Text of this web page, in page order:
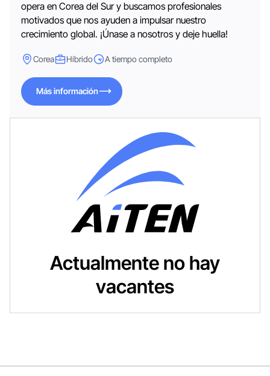
opera en Corea del Sur y buscamos profesionales
motivados que nos ayuden a impulsar nuestro
crecimiento global. ¡Únase a nosotros y deje huella!
Corea Híbrido A tiempo completo
Más información
Actualmente no hay
vacantes